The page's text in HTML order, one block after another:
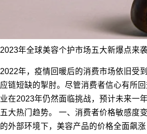
2023年全球美容个护市场五大新爆点来袭
2022年，疫情回暖后的消费市场依旧受
应链短缺的掣肘。尽管消费者信心有所
业在2023年仍然面临挑战，预计未来一
五大热门趋势。 一、消费者价格敏感度
的外部环境下，美容产品的价格全面飙